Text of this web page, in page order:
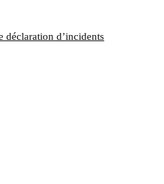
déclaration d’incidents